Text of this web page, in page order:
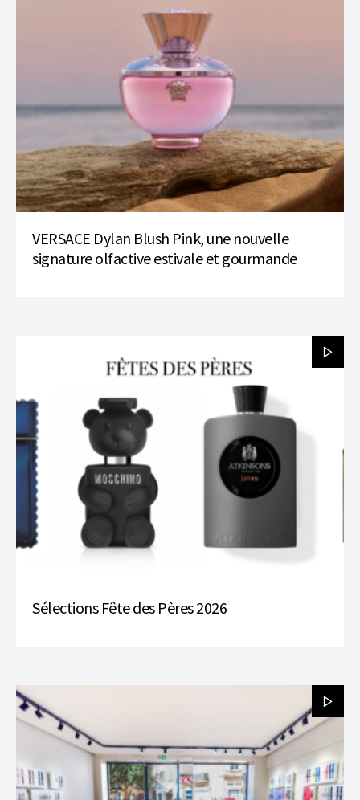
VERSACE Dylan Blush Pink, une nouvelle
signature olfactive estivale et gourmande
Sélections Fête des Pères 2026